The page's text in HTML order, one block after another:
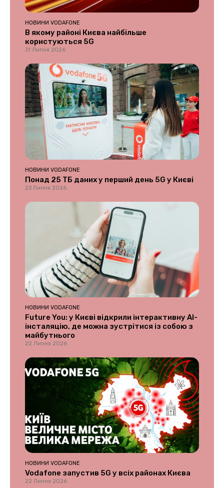
НОВИНИ VODAFONE
В якому районі Києва найбільше
користуються 5G
31 Липня 2026
НОВИНИ VODAFONE
Понад 25 ТБ даних у перший день 5G у Києві
23 Липня 2026
НОВИНИ VODAFONE
Future You: у Києві відкрили інтерактивну AI-
інсталяцію, де можна зустрітися із собою з
майбутнього
22 Липня 2026
НОВИНИ VODAFONE
Vodafone запустив 5G у всіх районах Києва
22 Липня 2026